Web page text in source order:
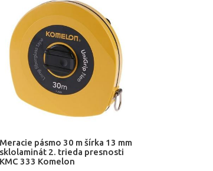
Meracie pásmo 30 m šírka 13 mm
sklolaminát 2. trieda presnosti
KMC 333 Komelon